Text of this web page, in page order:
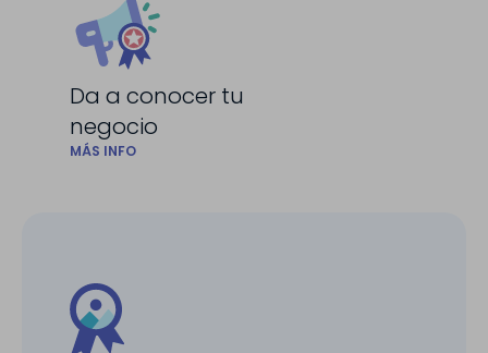
Da a conocer tu
negocio
MÁS INFO